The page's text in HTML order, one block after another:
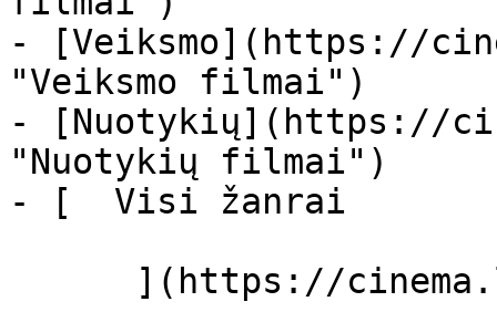
- [Veiksmo](https://
"Veiksmo filmai")
- [Nuotykių](https://
"Nuotykių filmai")
- [  Visi žanrai